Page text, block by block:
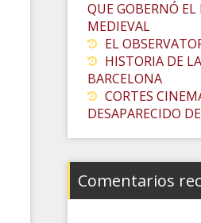
QUE GOBERNÓ
MEDIEVAL
EL
HISTORIA DE
BARCELONA
CORTES
DESAPARECIDO
Comentarios